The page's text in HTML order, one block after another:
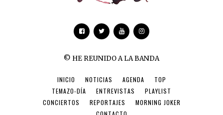
© HE REUNIDO A LA BANDA
INICIO NOTICIAS AGENDA
TOP
TEMAZO-DÍA
ENTREVISTAS
PLAYLIST
CONCIERTOS
REPORTAJES
MORNING JOKER